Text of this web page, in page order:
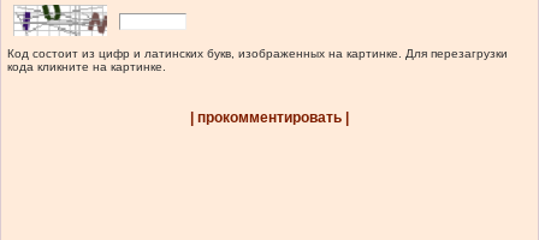
Код состоит из цифр и латинских букв, изображенных на картинке. Для перезагрузки
кода кликните на картинке.
| прокомментировать |